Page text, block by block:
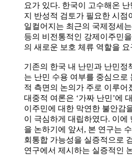
요가 있다. 한국이 고수해온
지 반성적 검토가 필요한 시점
일컬어지는 최근의 국제정세
등의 비전통적인 강제이주민
의 새로운 보호 체류 역할을
기존의 한국 내 난민과 난민정
는 난민 수용 여부를 중심으로
적 측면의 논의가 주로 이루어
대중적 여론은 ‘가짜 난민’에
이주민에 대한 막연한 불안감
이 극심하게 대립하였다. 이에
을 논하기에 앞서, 본 연구는
회통합 가능성을 실증적으로
연구에서 제시하는 실증적인